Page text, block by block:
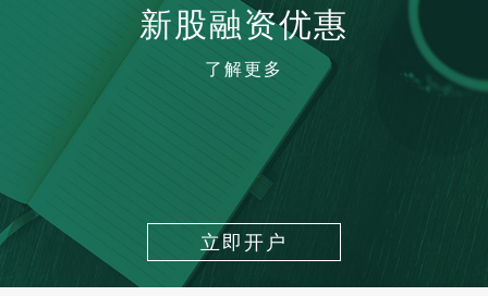
新股融资优惠
了解更多
立即开户